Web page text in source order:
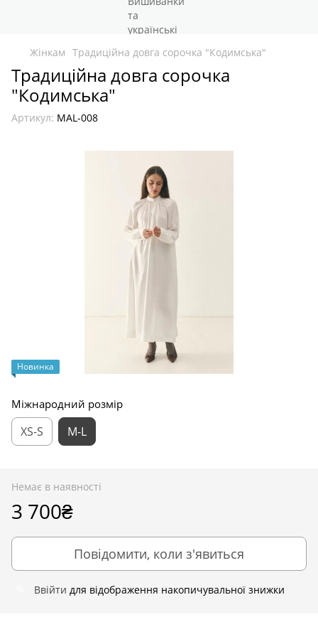
Жінкам Традиційна довга сорочка "Кодимська"
Традиційна довга сорочка
"Кодимська"
Артикул: MAL-008
Новинка
Міжнародний розмір
XS-S M-L
Немає в наявності
3 700₴
Повідомити, коли з'явиться
Ввійти для відображення накопичувальної знижки